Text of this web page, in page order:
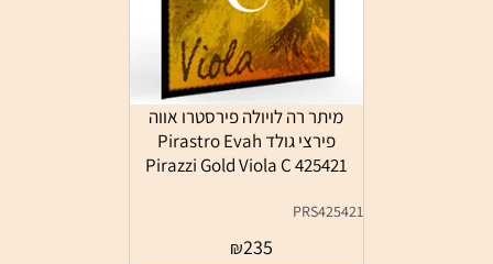
מיתר רה לויולה פירסטרו אווה
פירצי גולד Pirastro Evah
Pirazzi Gold Viola C 425421
PRS425421
₪235